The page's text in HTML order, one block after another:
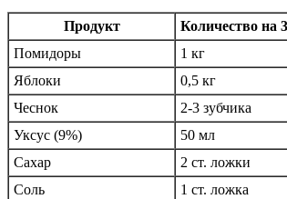
Продукт
Количество на
Помидоры
1 кг
Яблоки
0,5 кг
Чеснок
2-3 зубчика
Уксус (9%)
50 мл
Сахар
2 ст. ложки
Соль
1 ст. ложка